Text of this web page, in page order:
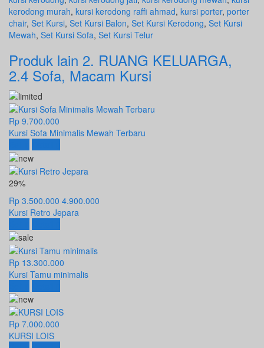
kerodong murah, kursi kerodong raffi ahmad, kursi porter, porter
chair, Set Kursi, Set Kursi Balon, Set Kursi Kerodong, Set Kursi
Mewah, Set Kursi Sofa, Set Kursi Telur
Produk lain 2. RUANG KELUARGA,
2.4 Sofa, Macam Kursi
Rp 9.700.000
Kursi Sofa Minimalis Mewah Terbaru
29%
Rp 3.500.000 4.900.000
Kursi Retro Jepara
Rp 13.300.000
Kursi Tamu minimalis
Rp 7.000.000
KURSI LOIS